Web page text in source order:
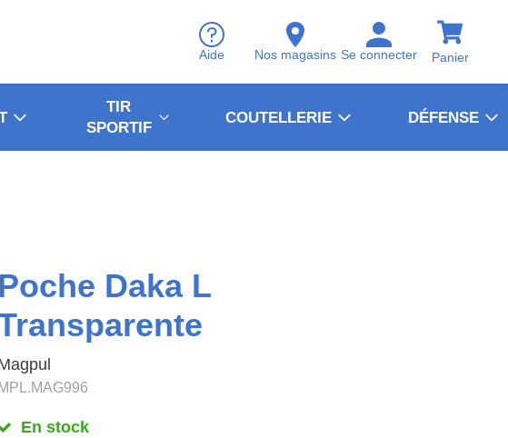
Aide Nos magasins Se connecter Panier
TIR
SPORTIF
COUTELLERIE DÉFENSE
Poche Daka L
MPL.MAG996
En stock